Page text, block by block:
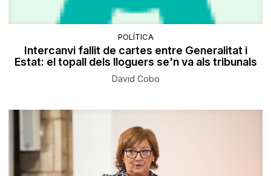
POLÍTICA
Intercanvi fallit de cartes entre Generalitat i
Estat: el topall dels lloguers se'n va als tribunals
David Cobo